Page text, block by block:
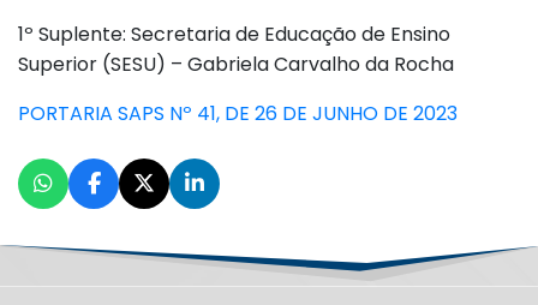
1º Suplente: Secretaria de Educação de Ensino
Superior (SESU) – Gabriela Carvalho da Rocha
PORTARIA SAPS Nº 41, DE 26 DE JUNHO DE 2023